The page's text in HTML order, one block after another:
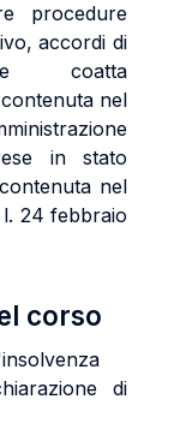
procedure
accordi di
coatta
nel
in stato
nel
24 febbraio
corso
di